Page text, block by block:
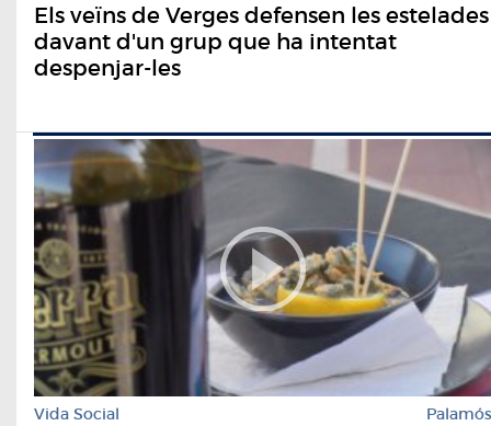
Els veïns de Verges defensen les estelades
davant d'un grup que ha intentat
despenjar-les
Vida Social Palamós